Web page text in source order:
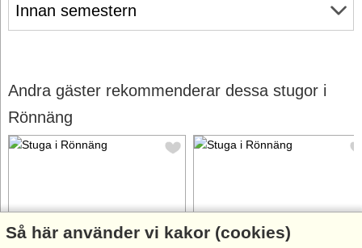
Innan semestern
Andra gäster rekommenderar dessa stugor i
Rönnäng
Stugnr: 44303 Stugnr: 91605
Så här använder vi kakor (cookies)